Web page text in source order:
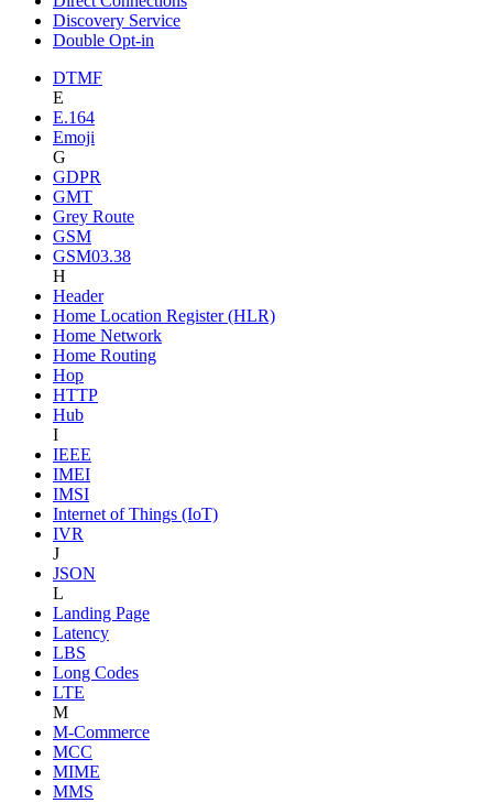
Discovery Service
Double Opt-in
DTMF
E
E.164
Emoji
G
GDPR
GMT
Grey Route
GSM
GSM03.38
H
Header
Home Location Register (HLR)
Home Network
Home Routing
Hop
HTTP
Hub
I
IEEE
IMEI
IMSI
Internet of Things (IoT)
IVR
J
JSON
L
Landing Page
Latency
LBS
Long Codes
LTE
M
M-Commerce
MCC
MIME
MMS